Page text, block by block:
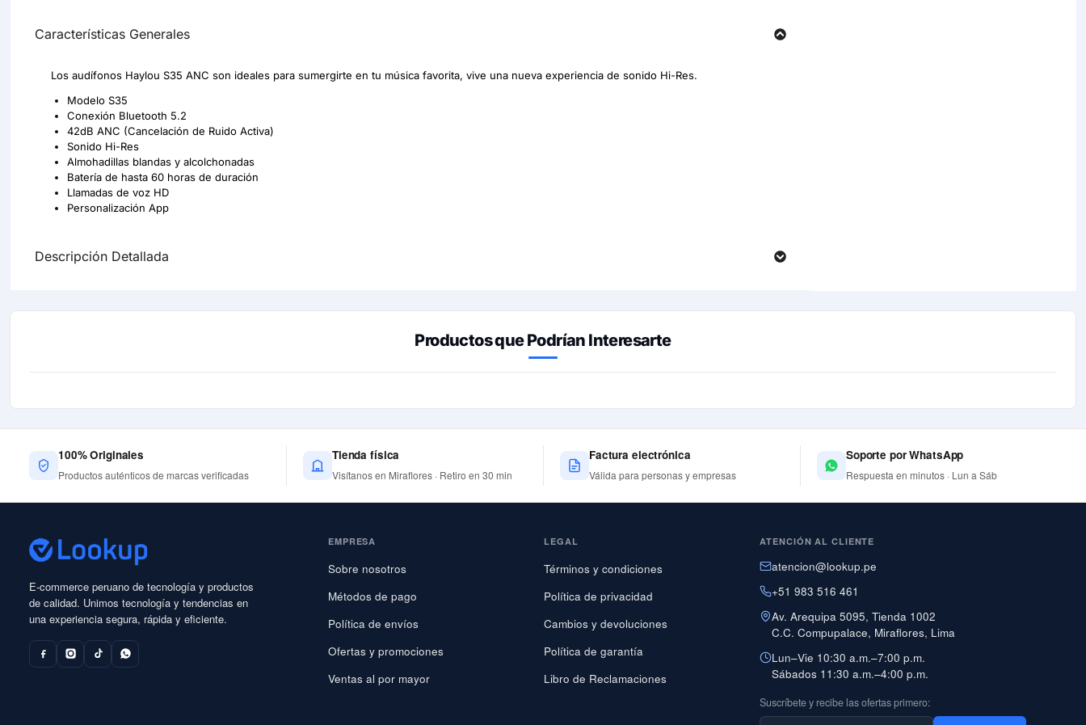
Características Generales
Los audífonos Haylou S35 ANC son ideales para sumergirte en tu música favorita, vive una nueva experiencia de sonido Hi-Res.
Modelo S35
Conexión Bluetooth 5.2
42dB ANC (Cancelación de Ruido Activa)
Sonido Hi-Res
Almohadillas blandas y alcolchonadas
Batería de hasta 60 horas de duración
Llamadas de voz HD
Personalización App
Descripción Detallada
Productos que Podrían Interesarte
100% Originales
Productos auténticos de marcas verificadas
Tienda física
Visítanos en Miraflores · Retiro en 30 min
Factura electrónica
Válida para personas y empresas
Soporte por WhatsApp
Respuesta en minutos · Lun a Sáb
E-commerce peruano de tecnología y productos
de calidad. Unimos tecnología y tendencias en
una experiencia segura, rápida y eficiente.
EMPRESA
Sobre nosotros
Métodos de pago
Política de envíos
Ofertas y promociones
Ventas al por mayor
LEGAL
Términos y condiciones
Política de privacidad
Cambios y devoluciones
Política de garantía
Libro de Reclamaciones
ATENCIÓN AL CLIENTE
atencion@lookup.pe
+51 983 516 461
Av. Arequipa 5095, Tienda 1002
C.C. Compupalace, Miraflores, Lima
Lun–Vie 10:30 a.m.–7:00 p.m.
Sábados 11:30 a.m.–4:00 p.m.
Suscríbete y recibe las ofertas primero: